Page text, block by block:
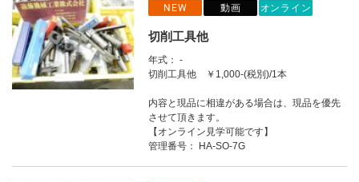
NEW 動画 オンライン
切削工具他
年式： -
切削工具他 ￥1,000-(税別)/1本
内容と現品に相違がある場合は、現品を優先
させて頂きます。
【オンライン見学可能です】
管理番号： HA-SO-7G